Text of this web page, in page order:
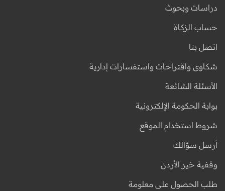
دراسات وبحوث
حساب الزكاة
اتصل بنا
شكاوى واقتراحات واستفسارات إدارية
الأسئلة الشائعة
بوابة الحكومة الإلكترونية
شروط استخدام الموقع
أرسل سؤالك
وقفية خير الأردن
طلب الحصول على معلومة